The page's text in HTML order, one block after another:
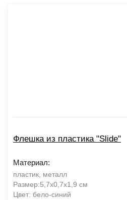
Флешка из пластика "Slide"
Материал:
пластик, металл
Размер:5,7x0,7x1,9 см
Цвет: бело-синий